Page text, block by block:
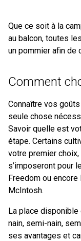
Que ce soit à la
au balcon, toutes
un pommier afin de
Comment
Connaître vos
seule chose
Savoir quelle est
étape. Certains
votre premier choix,
s’imposeront pour
Freedom ou
McIntosh.
La place
nain, semi-nain,
ses avantages et